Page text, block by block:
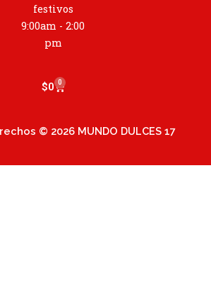
festivos
9:00am - 2:00
pm
$0 0
Cart
© 2026 MUNDO DULCES 17